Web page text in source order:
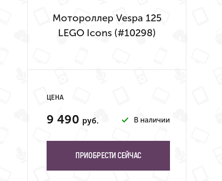
Мотороллер Vespa 125
LEGO Icons (#10298)
ЦЕНА
9 490 руб. В наличии
ПРИОБРЕСТИ СЕЙЧАС